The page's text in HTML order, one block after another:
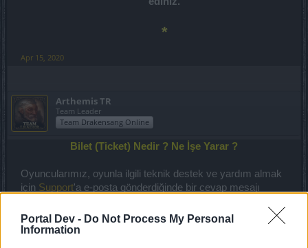
Portal Dev - Do Not Process My Personal
Information
*
Apr 15, 2020
Arthemis TR
Team Leader
Team Drakensang Online
Bilet (Ticket) Nedir ? Ne İşe Yarar ?
Oyuncularımız, oyunla ilgili teknik destek ve yardım almak
için Support'a e-posta gönderdiğinde bir cevap mesajı
Gönderdiğiniz e-posta iletisinin BigpointSupport